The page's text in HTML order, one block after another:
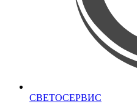
СВЕТОСЕРВИС